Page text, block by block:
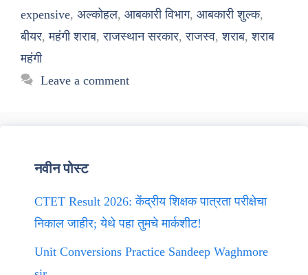
expensive, अल्कोहल, आबकारी विभाग, आबकारी शुल्क,
बीयर,महंगी शराब,राजस्थान सरकार,राजस्व,शराब,शराब
महंगी
Leave a comment
नवीन पोस्ट
CTET Result 2026: केंद्रीय शिक्षक पात्रता परीक्षेचा
निकाल जाहीर; येथे पहा तुमचे मार्कशीट!
Unit Conversions Practice Sandeep Waghmore